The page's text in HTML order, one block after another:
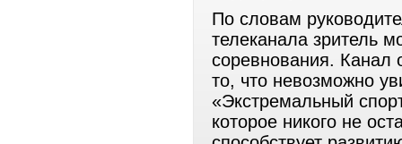
По словам
телеканала зритель
соревнования. Канал
то, что невозможно
«Экстремальный
которое никого не